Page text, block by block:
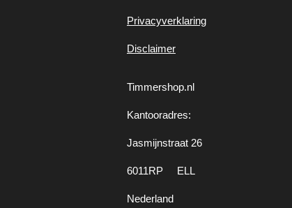
Privacyverklaring
Disclaimer
Timmershop.nl
Kantooradres:
Jasmijnstraat 26
6011RP ELL
Nederland